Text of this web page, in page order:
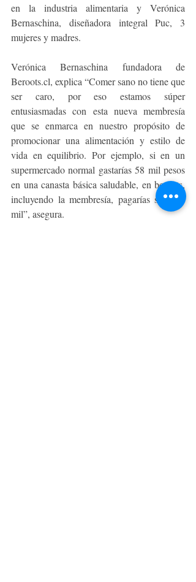
en la industria alimentaria y Verónica
Bernaschina, diseñadora integral Puc, 3
mujeres y madres.
Verónica Bernaschina fundadora de
Beroots.cl, explica “Comer sano no tiene que
ser caro, por eso estamos súper
entusiasmadas con esta nueva membresía
que se enmarca en nuestro propósito de
promocionar una alimentación y estilo de
vida en equilibrio. Por ejemplo, si en un
supermercado normal gastarías 58 mil pesos
en una canasta básica saludable, en beroots,
incluyendo la membresía, pagarías solo 48
mil”, asegura.